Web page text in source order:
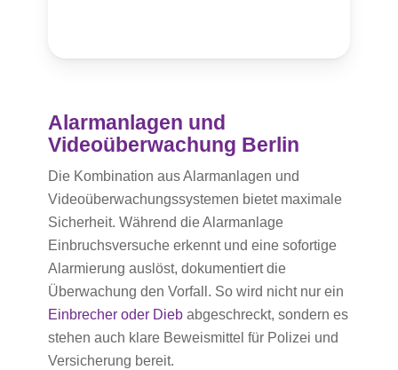
Alarmanlagen und
Videoüberwachung Berlin
Die Kombination aus Alarmanlagen und
Videoüberwachungssystemen bietet maximale
Sicherheit. Während die Alarmanlage
Einbruchsversuche erkennt und eine sofortige
Alarmierung auslöst, dokumentiert die
Überwachung den Vorfall. So wird nicht nur ein
Einbrecher oder Diebabgeschreckt, sondern es
stehen auch klare Beweismittel für Polizei und
Versicherung bereit.